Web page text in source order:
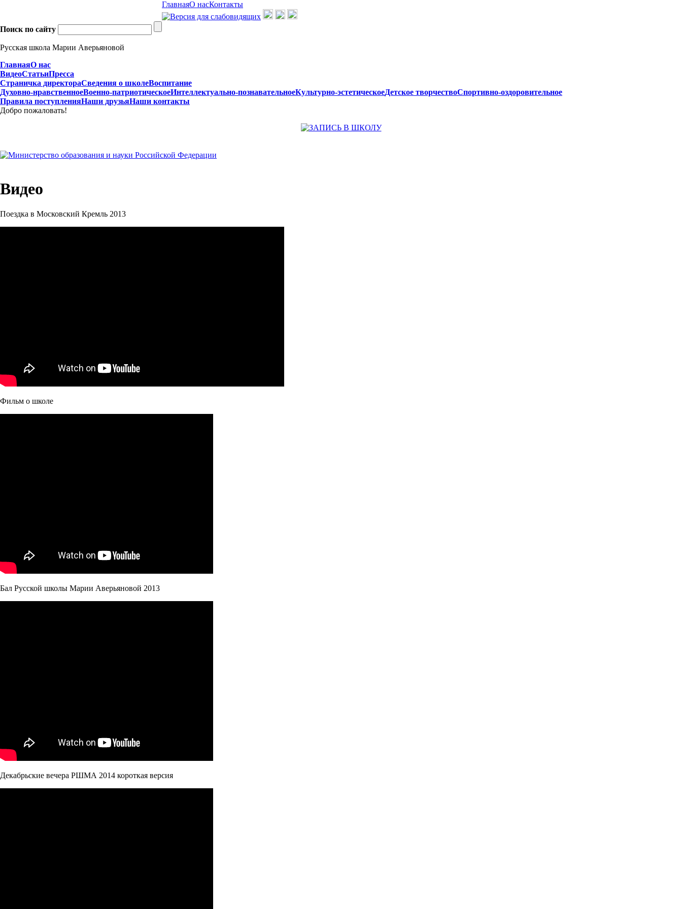
ГлавнаяО насКонтакты
Поиск по сайту
Русская школа Марии Аверьяновой
ГлавнаяО нас
ВидеоСтатьиПресса
Страничка директораСведения о школеВоспитание
Духовно-нравственноеВоенно-патриотическоеИнтеллектуально-познавательноеКультурно-эстетическоеДетское творчествоСпортивно-оздоровительное
Правила поступленияНаши друзьяНаши контакты
Добро пожаловать!
Видео
Поездка в Московский Кремль 2013
Фильм о школе
Бал Русской школы Марии Аверьяновой 2013
Декабрьские вечера РШМА 2014 короткая версия